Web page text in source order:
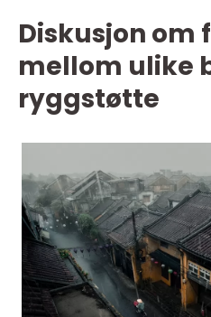
Diskusjon om
mellom ulike
ryggstøtte